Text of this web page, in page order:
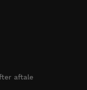
aftale